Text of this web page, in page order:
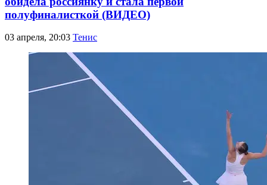
полуфиналисткой (ВИДЕО)
03 апреля, 20:03 Тенис